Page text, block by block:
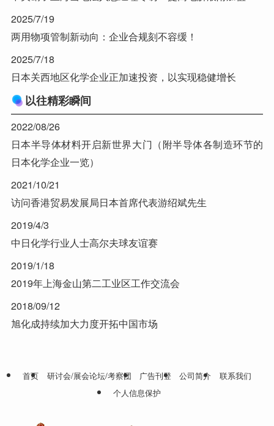
2025/7/19
两用物项管制新动向：企业合规刻不容缓！
2025/7/18
日本关西地区化学企业正加速投资，以实现稳健增长
以往精彩瞬间
2022/08/26
日本半导体材料开启新世界大门（附半导体各制造环节的
日本化学企业一览）
2021/10/21
访问香港贸易发展局日本首席代表游绍斌先生
2019/4/3
中日化学行业人士高尔夫球友谊赛
2019/1/18
2019年上海金山第二工业区工作交流会
2018/09/12
旭化成持续加大力度开拓中国市场
首页 研讨会/展会论坛/考察团 广告刊登 公司简介
联系我们
个人信息保护